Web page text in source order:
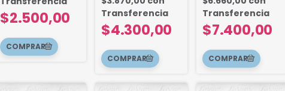
$2.500,00
$4.300,00
Transferencia
$7.400,00
Transferencia